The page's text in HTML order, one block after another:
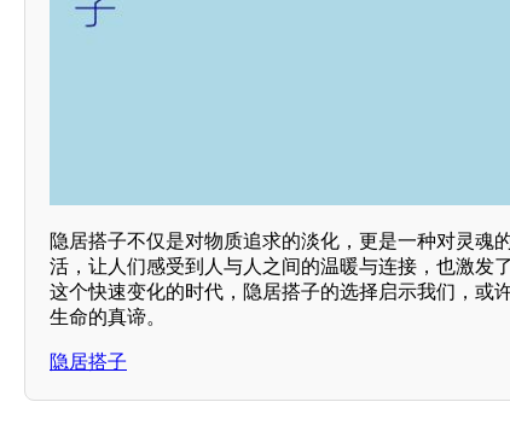
隐居搭子不仅是对物质追求的淡化，更是一种对灵魂
活，让人们感受到人与人之间的温暖与连接，也激发
这个快速变化的时代，隐居搭子的选择启示我们，或
生命的真谛。
隐居搭子